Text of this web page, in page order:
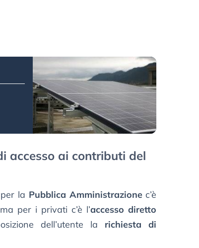
accesso ai contributi del
la Pubblica Amministrazionec’è
per i privati c’è l’accesso diretto
dell’utente la richiesta di